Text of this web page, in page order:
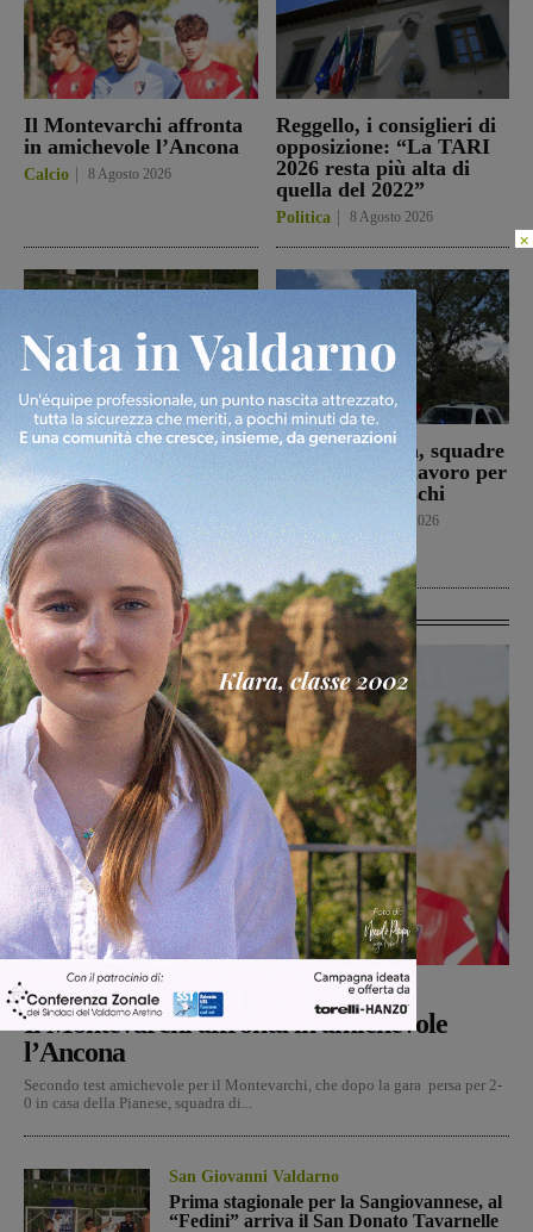
Il Montevarchi affronta
in amichevole l’Ancona
Calcio 8 Agosto 2026
Reggello, i consiglieri di
opposizione: “La TARI
2026 resta più alta di
quella del 2022”
Politica 8 Agosto 2026
Prima stagionale per la
Sangiovannese, al
“Fedini” arriva il San
Donato Tavarnelle
San Giovanni Valdarno
8 Agosto 2026
Loro Ciuffenna, squadre
antincendio al lavoro per
un rogo nei boschi
Cronaca 8 Agosto 2026
Ultime Calcio
Calcio Michele Bossini -8 Agosto 2026
Il Montevarchi affronta in amichevole
l’Ancona
Secondo test amichevole per il Montevarchi, che dopo la gara persa per 2-
0 in casa della Pianese, squadra di...
San Giovanni Valdarno
Prima stagionale per la Sangiovannese, al
“Fedini” arriva il San Donato Tavarnelle
×